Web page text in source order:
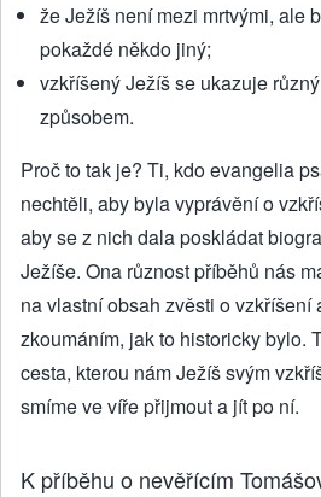
že Ježíš není mezi mrtvými, ale
pokaždé někdo jiný;
vzkříšený Ježíš se ukazuje
způsobem.
Proč to tak je? Ti, kdo evangelia
nechtěli, aby byla vyprávění o
aby se z nich dala poskládat
Ježíše. Ona různost příběhů nás
na vlastní obsah zvěsti o vzkříšení
zkoumáním, jak to historicky bylo.
cesta, kterou nám Ježíš svým
smíme ve víře přijmout a jít po ní.
K příběhu o nevěřícím